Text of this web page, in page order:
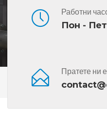
Работни
Пон -
Пратете ни
BP
Сите Производи